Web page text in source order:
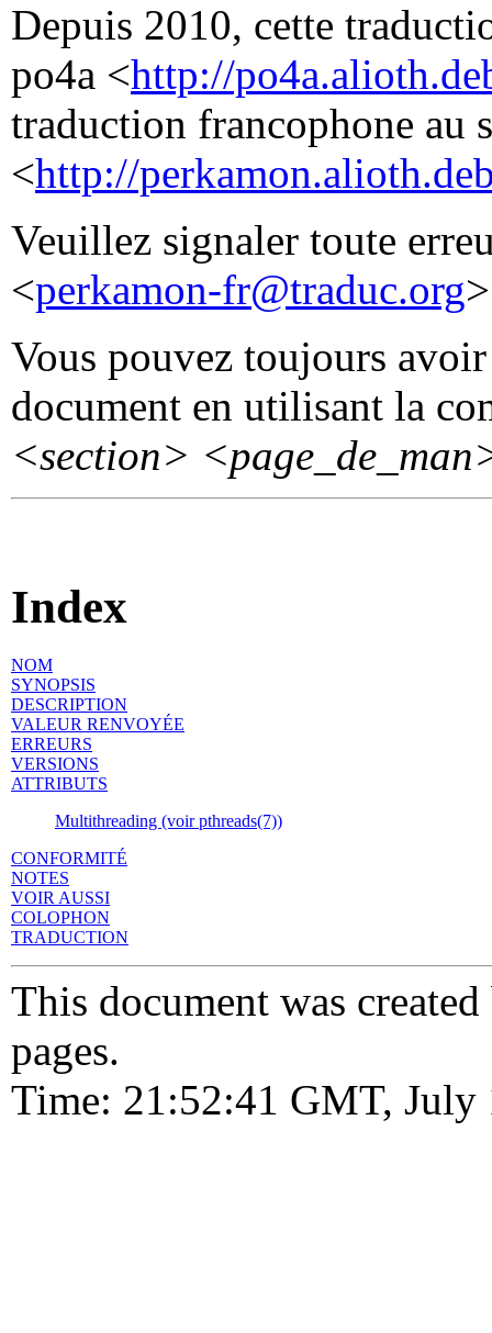
Depuis 2010, cette
po4a <http://
traduction francophone au
<http://
Veuillez signaler toute
<perkamon-fr@traduc.org
Vous pouvez toujours
document en utilisant la
<section>
Index
NOM
SYNOPSIS
DESCRIPTION
VALEUR RENVOYÉE
ERREURS
VERSIONS
ATTRIBUTS
Multithreading (voir pthreads(7))
CONFORMITÉ
NOTES
VOIR AUSSI
COLOPHON
TRADUCTION
This document was
pages.
Time: 21:52:41 GMT, July